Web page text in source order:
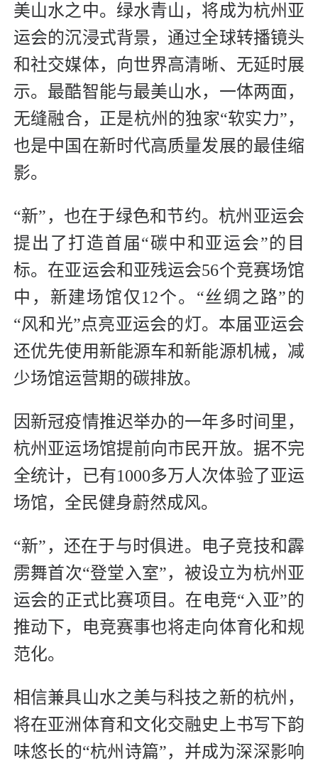
美山水之中。绿水青山，将成为杭州亚
运会的沉浸式背景，通过全球转播镜头
和社交媒体，向世界高清晰、无延时展
示。最酷智能与最美山水，一体两面，
无缝融合，正是杭州的独家“软实力”，
也是中国在新时代高质量发展的最佳缩
影。
“新”，也在于绿色和节约。杭州亚运会
提出了打造首届“碳中和亚运会”的目
标。在亚运会和亚残运会56个竞赛场馆
中，新建场馆仅12个。“丝绸之路”的
“风和光”点亮亚运会的灯。本届亚运会
还优先使用新能源车和新能源机械，减
少场馆运营期的碳排放。
因新冠疫情推迟举办的一年多时间里，
杭州亚运场馆提前向市民开放。据不完
全统计，已有1000多万人次体验了亚运
场馆，全民健身蔚然成风。
“新”，还在于与时俱进。电子竞技和霹
雳舞首次“登堂入室”，被设立为杭州亚
运会的正式比赛项目。在电竞“入亚”的
推动下，电竞赛事也将走向体育化和规
范化。
相信兼具山水之美与科技之新的杭州，
将在亚洲体育和文化交融史上书写下韵
味悠长的“杭州诗篇”，并成为深深影响